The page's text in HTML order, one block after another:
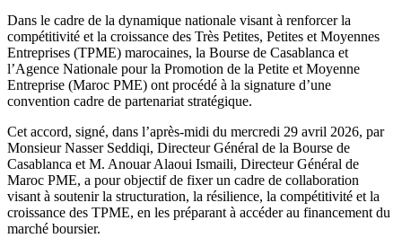
Dans le cadre de la dynamique nationale visant à renforcer la
compétitivité et la croissance des Très Petites, Petites et Moyennes
Entreprises (TPME) marocaines, la Bourse de Casablanca et
l’Agence Nationale pour la Promotion de la Petite et Moyenne
Entreprise (Maroc PME) ont procédé à la signature d’une
convention cadre de partenariat stratégique.
Cet accord, signé, dans l’après-midi du mercredi 29 avril 2026, par
Monsieur Nasser Seddiqi, Directeur Général de la Bourse de
Casablanca et M. Anouar Alaoui Ismaili, Directeur Général de
Maroc PME, a pour objectif de fixer un cadre de collaboration
visant à soutenir la structuration, la résilience, la compétitivité et la
croissance des TPME, en les préparant à accéder au financement du
marché boursier.